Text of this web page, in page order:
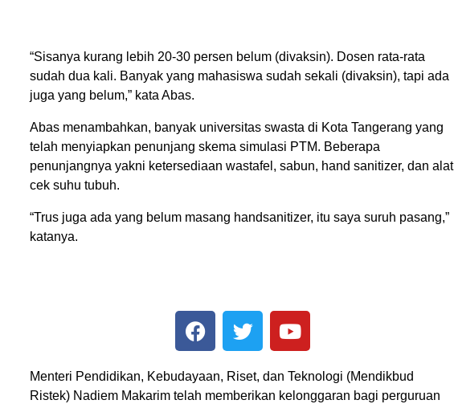
“Sisanya kurang lebih 20-30 persen belum (divaksin). Dosen rata-rata
sudah dua kali. Banyak yang mahasiswa sudah sekali (divaksin), tapi ada
juga yang belum,” kata Abas.
Abas menambahkan, banyak universitas swasta di Kota Tangerang yang
telah menyiapkan penunjang skema simulasi PTM. Beberapa
penunjangnya yakni ketersediaan wastafel, sabun, hand sanitizer, dan alat
cek suhu tubuh.
“Trus juga ada yang belum masang handsanitizer, itu saya suruh pasang,”
katanya.
Menteri Pendidikan, Kebudayaan, Riset, dan Teknologi (Mendikbud
Ristek) Nadiem Makarim telah memberikan kelonggaran bagi perguruan